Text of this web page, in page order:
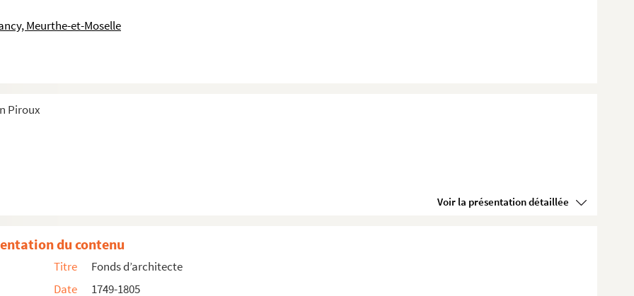
Meurthe-et-Moselle
Piroux
Voir la présentation détaillée
Villacourt
pâquis
de Villacourt
carte avec mesures
carte avec mesures
carte avec mesures
carte avec mesures
du contenu
Titre
Fonds d’architecte
Date
1749-1805